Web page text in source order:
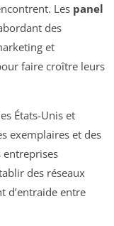
Les panel
des
et
faire croître leurs
États-Unis et
exemplaires et des
entreprises
des réseaux
d’entraide entre